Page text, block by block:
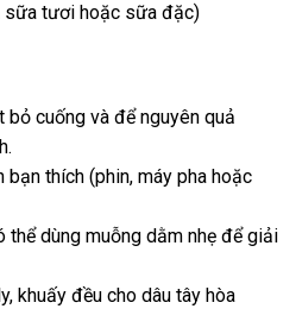
sữa tươi hoặc sữa đặc)
bỏ cuống và để nguyên quả
bạn thích (phin, máy pha hoặc
thể dùng muỗng dằm nhẹ để giải
khuấy đều cho dâu tây hòa